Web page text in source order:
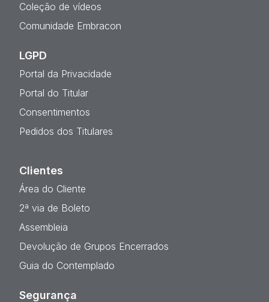
Coleção de vídeos
Comunidade Embracon
LGPD
Portal da Privacidade
Portal do Titular
Consentimentos
Pedidos dos Titulares
Clientes
Área do Cliente
2ª via de Boleto
Assembleia
Devolução de Grupos Encerrados
Guia do Contemplado
Segurança